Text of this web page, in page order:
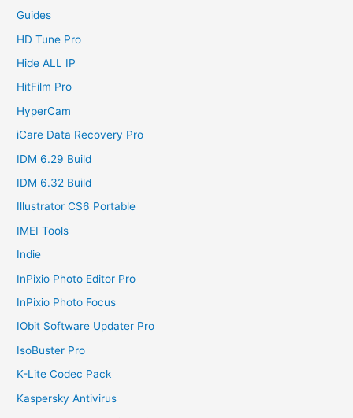
Guides
HD Tune Pro
Hide ALL IP
HitFilm Pro
HyperCam
iCare Data Recovery Pro
IDM 6.29 Build
IDM 6.32 Build
Illustrator CS6 Portable
IMEI Tools
Indie
InPixio Photo Editor Pro
InPixio Photo Focus
IObit Software Updater Pro
IsoBuster Pro
K-Lite Codec Pack
Kaspersky Antivirus